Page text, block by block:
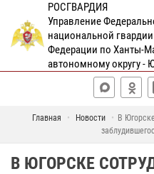
РОСГВАРДИЯ
Управление
национальной
Федерации по Ханты-
автономному округу -
Главная Новости
В
В ЮГОРСКЕ